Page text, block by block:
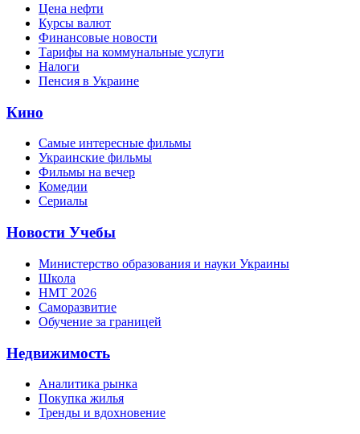
Цена нефти
Курсы валют
Финансовые новости
Тарифы на коммунальные услуги
Налоги
Пенсия в Украине
Кино
Самые интересные фильмы
Украинские фильмы
Фильмы на вечер
Комедии
Сериалы
Новости Учебы
Министерство образования и науки Украины
Школа
НМТ 2026
Саморазвитие
Обучение за границей
Недвижимость
Аналитика рынка
Покупка жилья
Тренды и вдохновение